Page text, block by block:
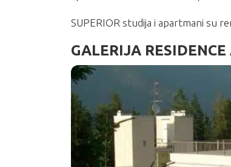
SUPERIOR studija i apartmani su
GALERIJA